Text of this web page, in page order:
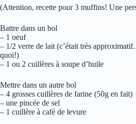
(Attention, recette pour 3 muffins! Une
Battre dans un bol
– 1 oeuf
– 1/2 verre de lait (c’était très
quoi!)
– 1 ou 2 cuillères à soupe d’huile
Mettre dans un autre bol
– 4 grosses cuillères de farine (50g en fait)
– une pincée de sel
– 1 cuillère à café de levure